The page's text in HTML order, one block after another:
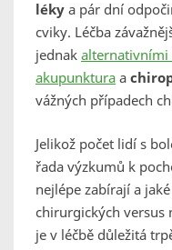
léky a pár dní
cviky. Léčba
jednak alternativními
akupunktura a
vážných případech
Jelikož počet lidí s
řada výzkumů k
nejlépe zabírají a
chirurgických versus
je v léčbě důležitá